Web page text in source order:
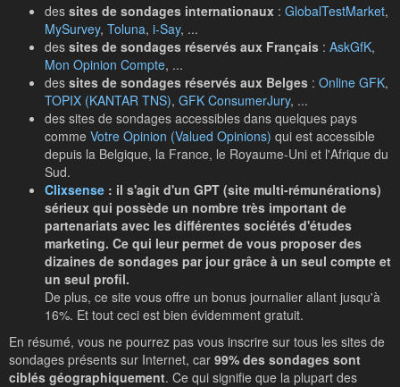
des sites de sondages internationaux : GlobalTestMarket,
MySurvey, Toluna, i-Say, ...
des sites de sondages réservés aux Français : AskGfK,
Mon Opinion Compte, ...
des sites de sondages réservés aux Belges : Online GFK,
TOPIX (KANTAR TNS), GFK ConsumerJury, ...
des sites de sondages accessibles dans quelques pays
comme Votre Opinion (Valued Opinions) qui est accessible
depuis la Belgique, la France, le Royaume-Uni et l'Afrique du
Sud.
Clixsense : il s'agit d'un GPT (site multi-rémunérations)
sérieux qui possède un nombre très important de
partenariats avec les différentes sociétés d'études
marketing. Ce qui leur permet de vous proposer des
dizaines de sondages par jour grâce à un seul compte et
un seul profil.
De plus, ce site vous offre un bonus journalier allant jusqu'à
16%. Et tout ceci est bien évidemment gratuit.
En résumé, vous ne pourrez pas vous inscrire sur tous les sites de
sondages présents sur Internet, car 99% des sondages sont
ciblés géographiquement. Ce qui signifie que la plupart des